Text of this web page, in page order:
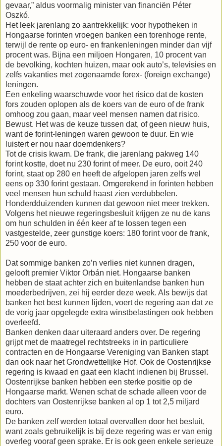
gevaar,” aldus voormalig minister van financiën Péter
Oszkó.
Het leek jarenlang zo aantrekkelijk: voor hypotheken in
Hongaarse forinten vroegen banken een torenhoge rente,
terwijl de rente op euro- en frankenleningen minder dan vijf
procent was. Bijna een miljoen Hongaren, 10 procent van
de bevolking, kochten huizen, maar ook auto’s, televisies en
zelfs vakanties met zogenaamde forex- (foreign exchange)
leningen.
Een enkeling waarschuwde voor het risico dat de kosten
fors zouden oplopen als de koers van de euro of de frank
omhoog zou gaan, maar veel mensen namen dat risico.
Bewust. Het was de keuze tussen dat, of geen nieuw huis,
want de forint-leningen waren gewoon te duur. En wie
luistert er nou naar doemdenkers?
Tot de crisis kwam. De frank, die jarenlang pakweg 140
forint kostte, doet nu 230 forint of meer. De euro, ooit 240
forint, staat op 280 en heeft de afgelopen jaren zelfs wel
eens op 330 forint gestaan. Omgerekend in forinten hebben
veel mensen hun schuld haast zien verdubbelen.
Honderdduizenden kunnen dat gewoon niet meer trekken.
Volgens het nieuwe regeringsbesluit krijgen ze nu de kans
om hun schulden in één keer af te lossen tegen een
vastgestelde, zeer gunstige koers: 180 forint voor de frank,
250 voor de euro.
Dat sommige banken zo’n verlies niet kunnen dragen,
gelooft premier Viktor Orbán niet. Hongaarse banken
hebben de staat achter zich en buitenlandse banken hun
moederbedrijven, zei hij eerder deze week. Als bewijs dat
banken het best kunnen lijden, voert de regering aan dat ze
de vorig jaar opgelegde extra winstbelastingen ook hebben
overleefd.
Banken denken daar uiteraard anders over. De regering
grijpt met de maatregel rechtstreeks in in particuliere
contracten en de Hongaarse Vereniging van Banken stapt
dan ook naar het Grondwettelijke Hof. Ook de Oostenrijkse
regering is kwaad en gaat een klacht indienen bij Brussel.
Oostenrijkse banken hebben een sterke positie op de
Hongaarse markt. Wenen schat de schade alleen voor de
dochters van Oostenrijkse banken al op 1 tot 2,5 miljard
euro.
De banken zelf werden totaal overvallen door het besluit,
want zoals gebruikelijk is bij deze regering was er van enig
overleg vooraf geen sprake. Er is ook geen enkele serieuze